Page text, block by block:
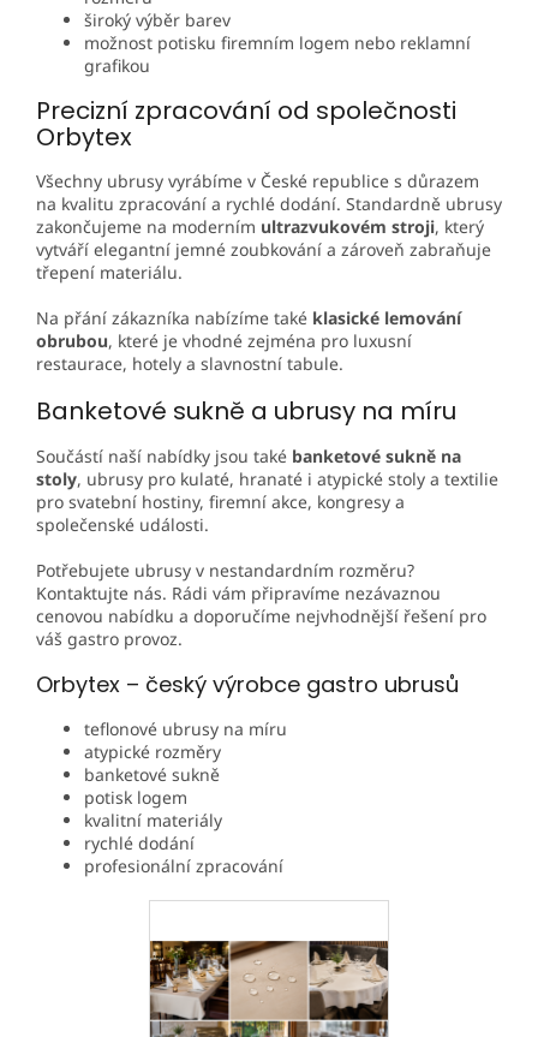
široký výběr barev
možnost potisku firemním logem nebo reklamní
grafikou
Precizní zpracování od společnosti
Orbytex
Všechny ubrusy vyrábíme v České republice s důrazem
na kvalitu zpracování a rychlé dodání. Standardně ubrusy
zakončujeme na moderním ultrazvukovém stroji, který
vytváří elegantní jemné zoubkování a zároveň zabraňuje
třepení materiálu.
Na přání zákazníka nabízíme také klasické lemování
obrubou, které je vhodné zejména pro luxusní
restaurace, hotely a slavnostní tabule.
Banketové sukně a ubrusy na míru
Součástí naší nabídky jsou také banketové sukně na
stoly, ubrusy pro kulaté, hranaté i atypické stoly a textilie
pro svatební hostiny, firemní akce, kongresy a
společenské události.
Potřebujete ubrusy v nestandardním rozměru?
Kontaktujte nás. Rádi vám připravíme nezávaznou
cenovou nabídku a doporučíme nejvhodnější řešení pro
váš gastro provoz.
Orbytex – český výrobce gastro ubrusů
teflonové ubrusy na míru
atypické rozměry
banketové sukně
potisk logem
kvalitní materiály
rychlé dodání
profesionální zpracování